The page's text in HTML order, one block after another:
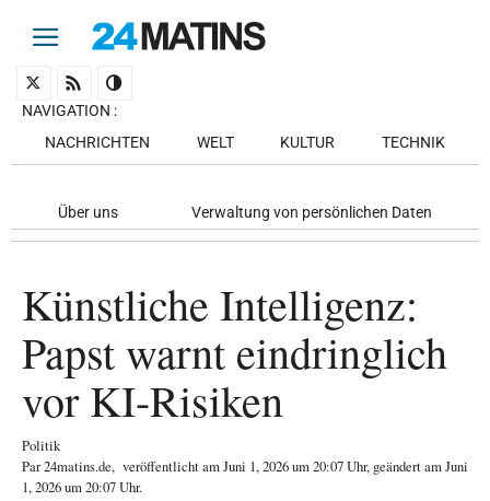
NAVIGATION :
NACHRICHTEN
WELT KULTUR TECHNIK
Über uns Verwaltung von persönlichen Daten
Künstliche Intelligenz:
Papst warnt eindringlich
vor KI-Risiken
Politik
Par24matins.de, veröffentlicht amJuni 1, 2026um 20:07 Uhr, geändert am Juni
1, 2026 um 20:07 Uhr.